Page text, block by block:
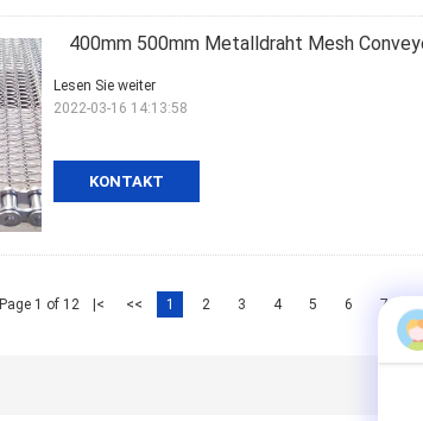
400mm 500mm Metalldraht Mesh
KONTAKT
Lesen Sie weiter
2022-03-16 14:13:58
Page 1 of 12 |< << 1 2 3 4 5 6 7